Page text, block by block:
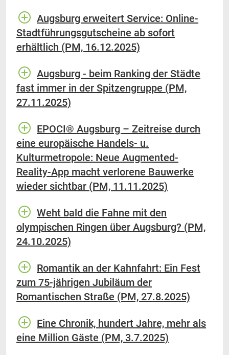
Augsburg erweitert Service: Online-
Stadtführungsgutscheine ab sofort
erhältlich (PM, 16.12.2025)
Augsburg - beim Ranking der Städte
fast immer in der Spitzengruppe (PM,
27.11.2025)
EPOCI® Augsburg – Zeitreise durch
eine europäische Handels- u.
Kulturmetropole: Neue Augmented-
Reality-App macht verlorene Bauwerke
wieder sichtbar (PM, 11.11.2025)
Weht bald die Fahne mit den
olympischen Ringen über Augsburg? (PM,
24.10.2025)
Romantik an der Kahnfahrt: Ein Fest
zum 75-jährigen Jubiläum der
Romantischen Straße (PM, 27.8.2025)
Eine Chronik, hundert Jahre, mehr als
eine Million Gäste (PM, 3.7.2025)